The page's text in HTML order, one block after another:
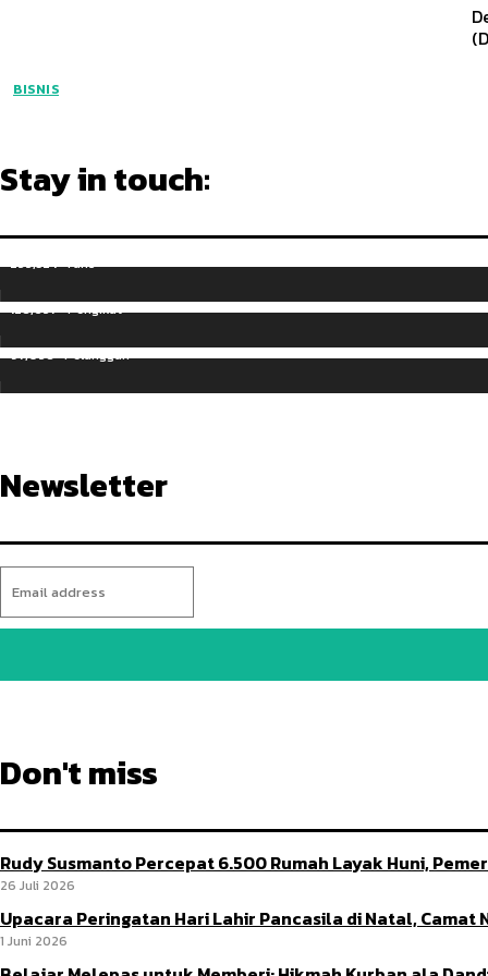
BISNIS
Stay in touch:
255,324 Fans
128,657 Pengikut
97,058 Pelanggan
Newsletter
Don't miss
Rudy Susmanto Percepat 6.500 Rumah Layak Huni,
26 Juli 2026
Upacara Peringatan Hari Lahir Pancasila di Natal, Camat
1 Juni 2026